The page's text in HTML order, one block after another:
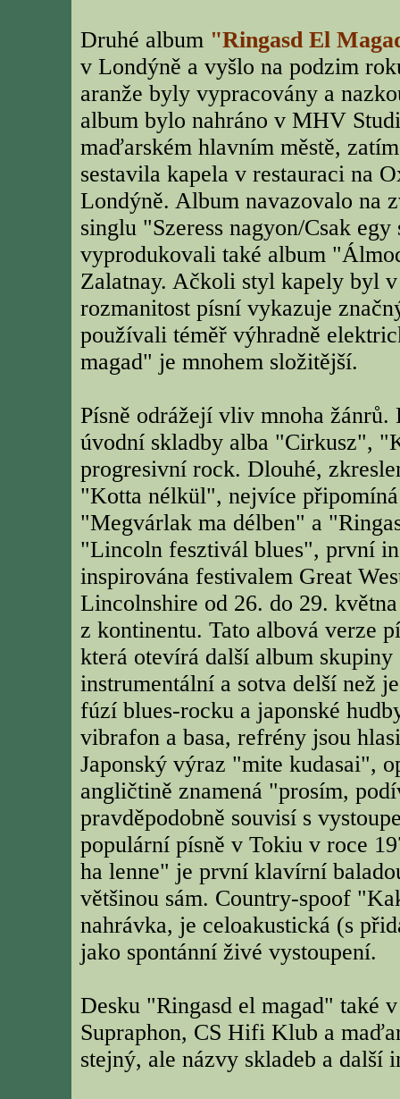
Druhé album "Ringasd El
v Londýně a vyšlo na podzim
aranže byly vypracovány a
album bylo nahráno v MHV
maďarském hlavním městě,
sestavila kapela v restauraci na
Londýně. Album navazovalo na
singlu "Szeress nagyon/Csak
vyprodukovali také album
Zalatnay. Ačkoli styl kapely byl
rozmanitost písní vykazuje
používali téměř výhradně
magad" je mnohem složitější.
Písně odrážejí vliv mnoha
úvodní skladby alba "Cirkusz",
progresivní rock. Dlouhé,
"Kotta nélkül", nejvíce
"Megvárlak ma délben" a
"Lincoln fesztivál blues", první
inspirována festivalem Great
Lincolnshire od 26. do 29.
z kontinentu. Tato albová verze
která otevírá další album
instrumentální a sotva delší než
fúzí blues-rocku a japonské
vibrafon a basa, refrény jsou
Japonský výraz "mite kudasai",
angličtině znamená "prosím,
pravděpodobně souvisí s
populární písně v Tokiu v roce
ha lenne" je první klavírní
většinou sám. Country-spoof
nahrávka, je celoakustická (s
jako spontánní živé vystoupení.
Desku "Ringasd el magad" také
Supraphon, CS Hifi Klub a
stejný, ale názvy skladeb a další